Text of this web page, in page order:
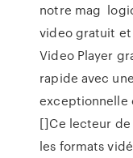
notre mag
video gratuit et
Video Player
rapide avec
exceptionnelle
[]Ce lecteur
les formats